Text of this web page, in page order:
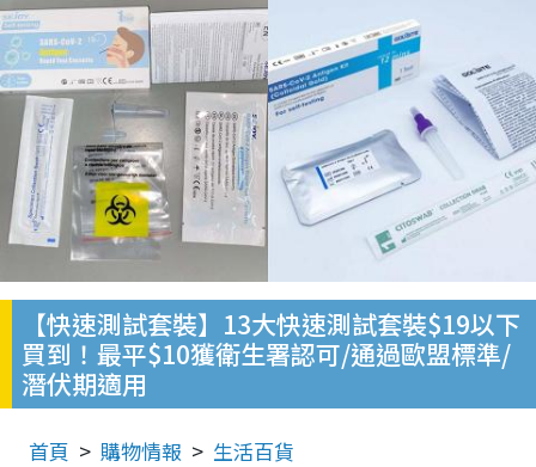
【快速測試套裝】13大快速測試套裝$19以下
買到！最平$10獲衛生署認可/通過歐盟標準/
潛伏期適用
首頁 購物情報 生活百貨